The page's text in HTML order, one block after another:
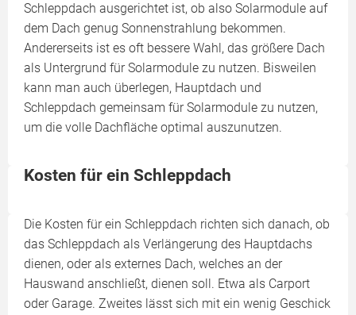
Schleppdach ausgerichtet ist, ob also Solarmodule auf
dem Dach genug Sonnenstrahlung bekommen.
Andererseits ist es oft bessere Wahl, das größere Dach
als Untergrund für Solarmodule zu nutzen. Bisweilen
kann man auch überlegen, Hauptdach und
Schleppdach gemeinsam für Solarmodule zu nutzen,
um die volle Dachfläche optimal auszunutzen.
Kosten für ein Schleppdach
Die Kosten für ein Schleppdach richten sich danach, ob
das Schleppdach als Verlängerung des Hauptdachs
dienen, oder als externes Dach, welches an der
Hauswand anschließt, dienen soll. Etwa als Carport
oder Garage. Zweites lässt sich mit ein wenig Geschick